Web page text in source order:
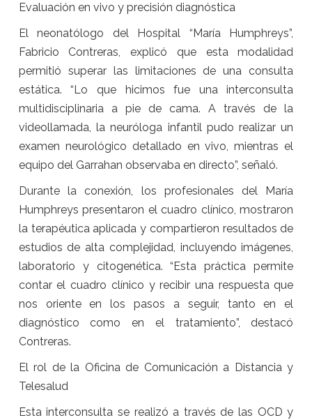
Evaluación en vivo y precisión diagnóstica
El neonatólogo del Hospital “María Humphreys”,
Fabricio Contreras, explicó que esta modalidad
permitió superar las limitaciones de una consulta
estática. “Lo que hicimos fue una interconsulta
multidisciplinaria a pie de cama. A través de la
videollamada, la neuróloga infantil pudo realizar un
examen neurológico detallado en vivo, mientras el
equipo del Garrahan observaba en directo”, señaló.
Durante la conexión, los profesionales del María
Humphreys presentaron el cuadro clínico, mostraron
la terapéutica aplicada y compartieron resultados de
estudios de alta complejidad, incluyendo imágenes,
laboratorio y citogenética. “Esta práctica permite
contar el cuadro clínico y recibir una respuesta que
nos oriente en los pasos a seguir, tanto en el
diagnóstico como en el tratamiento”, destacó
Contreras.
El rol de la Oficina de Comunicación a Distancia y
Telesalud
Esta interconsulta se realizó a través de las OCD y